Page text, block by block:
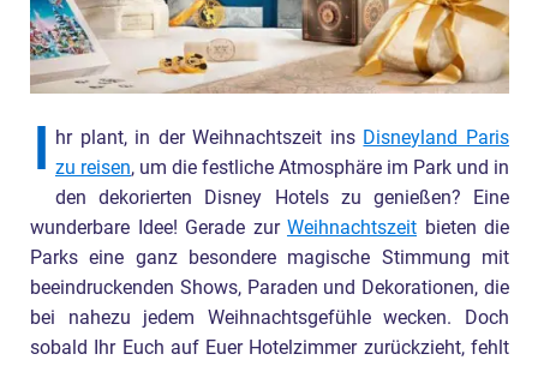
I hr plant, in der Weihnachtszeit ins Disneyland Paris
zu reisen, um die festliche Atmosphäre im Park und in
den dekorierten Disney Hotels zu genießen? Eine
wunderbare Idee! Gerade zur Weihnachtszeit bieten die
Parks eine ganz besondere magische Stimmung mit
beeindruckenden Shows, Paraden und Dekorationen, die
bei nahezu jedem Weihnachtsgefühle wecken. Doch
sobald Ihr Euch auf Euer Hotelzimmer zurückzieht, fehlt